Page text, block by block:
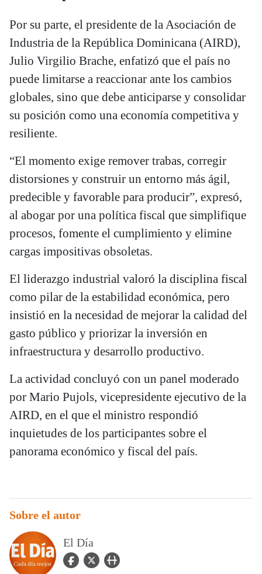
Por su parte, el presidente de la Asociación de
Industria de la República Dominicana (AIRD),
Julio Virgilio Brache, enfatizó que el país no
puede limitarse a reaccionar ante los cambios
globales, sino que debe anticiparse y consolidar
su posición como una economía competitiva y
resiliente.
“El momento exige remover trabas, corregir
distorsiones y construir un entorno más ágil,
predecible y favorable para producir”, expresó,
al abogar por una política fiscal que simplifique
procesos, fomente el cumplimiento y elimine
cargas impositivas obsoletas.
El liderazgo industrial valoró la disciplina fiscal
como pilar de la estabilidad económica, pero
insistió en la necesidad de mejorar la calidad del
gasto público y priorizar la inversión en
infraestructura y desarrollo productivo.
La actividad concluyó con un panel moderado
por Mario Pujols, vicepresidente ejecutivo de la
AIRD, en el que el ministro respondió
inquietudes de los participantes sobre el
panorama económico y fiscal del país.
Sobre el autor
El Día
facebook Icon
twitter Iconuser_url Icon